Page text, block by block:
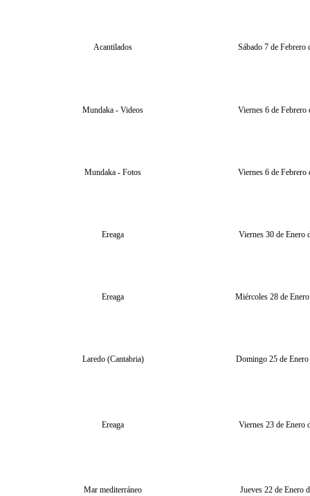
Acantilados Sábado 7 de Febrero
Mundaka - Videos Viernes 6 de Febrero
Mundaka - Fotos Viernes 6 de Febrero
Ereaga Viernes 30 de Enero
Ereaga Miércoles 28 de
Laredo (Cantabria) Domingo 25 de Enero
Ereaga Viernes 23 de Enero
Mar mediterráneo Jueves 22 de Enero